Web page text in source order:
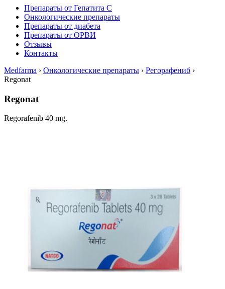
Препараты от Гепатита С
Онкологические препараты
Препараты от диабета
Препараты от ОРВИ
Отзывы
Контакты
Medfarma › Онкологические препараты › Регорафениб ›
Regonat
Regonat
Regorafenib 40 mg.